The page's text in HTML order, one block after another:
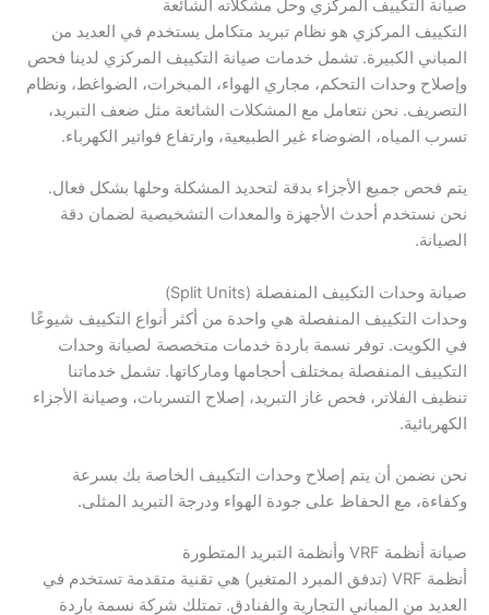
صيانة التكييف المركزي وحل مشكلاته الشائعة
التكييف المركزي هو نظام تبريد متكامل يستخدم في العديد من
المباني الكبيرة. تشمل خدمات صيانة التكييف المركزي لدينا فحص
وإصلاح وحدات التحكم، مجاري الهواء، المبخرات، الضواغط، ونظام
التصريف. نحن نتعامل مع المشكلات الشائعة مثل ضعف التبريد،
تسرب المياه، الضوضاء غير الطبيعية، وارتفاع فواتير الكهرباء.
يتم فحص جميع الأجزاء بدقة لتحديد المشكلة وحلها بشكل فعال.
نحن نستخدم أحدث الأجهزة والمعدات التشخيصية لضمان دقة
الصيانة.
صيانة وحدات التكييف المنفصلة (Split Units)
وحدات التكييف المنفصلة هي واحدة من أكثر أنواع التكييف شيوعًا
في الكويت. توفر نسمة باردة خدمات متخصصة لصيانة وحدات
التكييف المنفصلة بمختلف أحجامها وماركاتها. تشمل خدماتنا
تنظيف الفلاتر، فحص غاز التبريد، إصلاح التسربات، وصيانة الأجزاء
الكهربائية.
نحن نضمن أن يتم إصلاح وحدات التكييف الخاصة بك بسرعة
وكفاءة، مع الحفاظ على جودة الهواء ودرجة التبريد المثلى.
صيانة أنظمة VRF وأنظمة التبريد المتطورة
أنظمة VRF (تدفق المبرد المتغير) هي تقنية متقدمة تستخدم في
العديد من المباني التجارية والفنادق. تمتلك شركة نسمة باردة